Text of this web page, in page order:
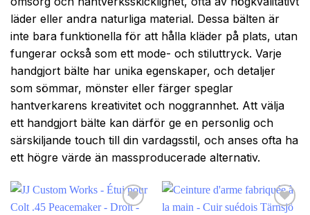
läder eller andra naturliga material. Dessa bälten är
inte bara funktionella för att hålla kläder på plats, utan
fungerar också som ett mode- och stiluttryck. Varje
handgjort bälte har unika egenskaper, och detaljer
som sömmar, mönster eller färger speglar
hantverkarens kreativitet och noggrannhet. Att välja
ett handgjort bälte kan därför ge en personlig och
särskiljande touch till din vardagsstil, och anses ofta ha
ett högre värde än massproducerade alternativ.